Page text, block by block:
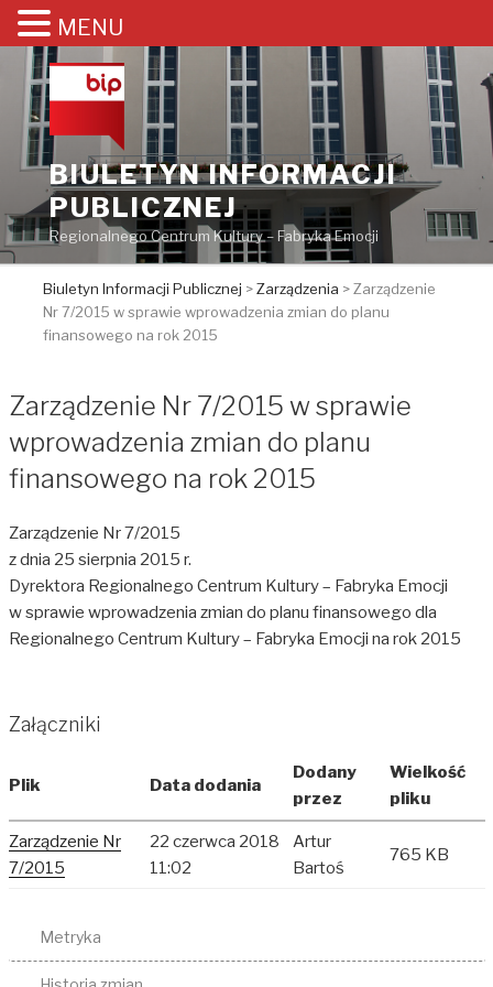
Przejdź
treści
BIULETYN INFORMACJI
PUBLICZNEJ
Regionalnego Centrum Kultury – Fabryka Emocji
Biuletyn Informacji Publicznej >Zarządzenia >Zarządzenie
Nr 7/2015 w sprawie wprowadzenia zmian do planu
finansowego na rok 2015
Zarządzenie Nr 7/2015 w sprawie
wprowadzenia zmian do planu
finansowego na rok 2015
Zarządzenie Nr 7/2015
z dnia 25 sierpnia 2015 r.
Dyrektora Regionalnego Centrum Kultury – Fabryka Emocji
w sprawie wprowadzenia zmian do planu finansowego dla
Regionalnego Centrum Kultury – Fabryka Emocji na rok 2015
Załączniki
Plik Data dodania
Dodany
przez
Wielkość
pliku
Zarządzenie Nr
7/2015
22 czerwca 2018
11:02
Artur
Bartoś
765 KB
Metryka
MENU